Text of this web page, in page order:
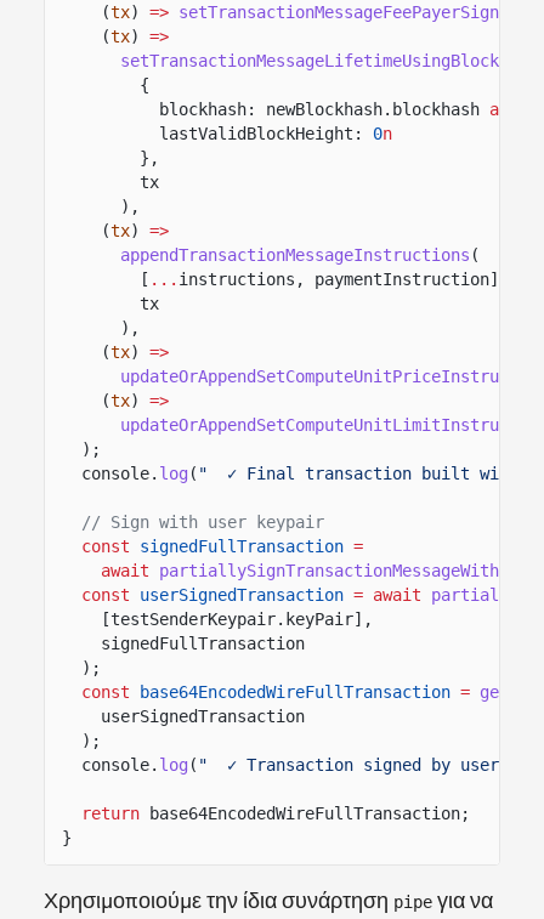
(tx) => setTransactionMessageFeePayerSigner
(tx)
=>
setTransactionMessageLifetimeUsingBlockhash
{
blockhash: newBlockhash.blockhash as
lastValidBlockHeight:
0n
},
tx
),
(tx)
=>
appendTransactionMessageInstructions (
[ ... instructions, paymentInstruction],
tx
),
(tx)
=>
(tx)
=>
);
console. log ( "  ✓ Final transaction built with
// Sign with user keypair
const
signedFullTransaction =
await
const
userSignedTransaction = await
[testSenderKeypair.keyPair],
signedFullTransaction
);
const
base64EncodedWireFullTransaction =
userSignedTransaction
);
console. log ( "  ✓ Transaction signed by user"
return
base64EncodedWireFullTransaction;
}
Χρησιμοποιούμε την ίδια συνάρτηση pipe για να